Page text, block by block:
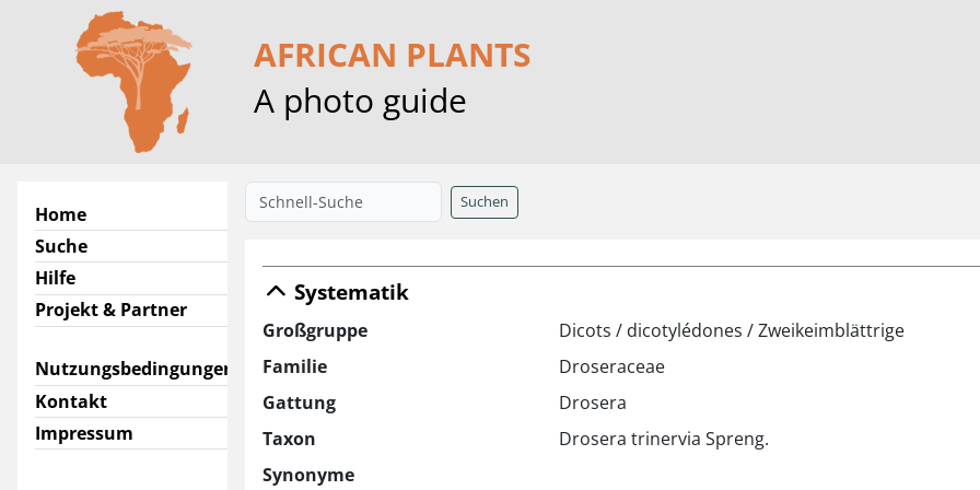
AFRICAN PLANTS
A photo guide
Home
Suche
Hilfe
Projekt & Partner
Nutzungsbedingungen
Kontakt
Impressum
Suchen
Systematik
Großgruppe
Dicots / dicotylédones / Zweikeimblättrige
Familie
Droseraceae
Gattung
Drosera
Taxon
Drosera trinervia Spreng.
Synonyme